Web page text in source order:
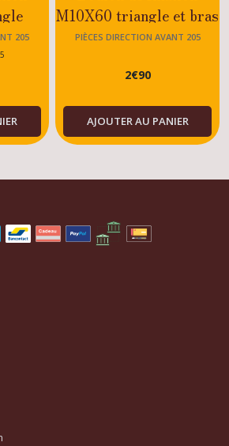
-
-
205
M10X60 triangle et bras
de suspension Peugeot
XS - DTRUBO -
JUNIOR - TOUS
Modèles Essence
/Diesel
PIÈCES DIRECTION AVANT 205
2€90
AJOUTER AU PANIER